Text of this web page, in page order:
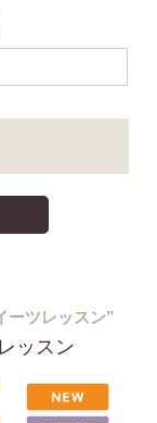
ーツレッスン”
ッスン